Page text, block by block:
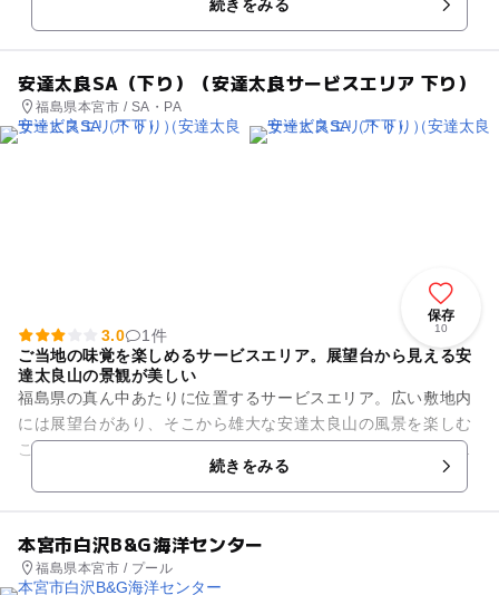
麺3玉、チャーシュー6枚が入...続きをみる
安達太良SA（下り）（安達太良サービスエリア 下り）
福島県本宮市 / SA・PA
保存
10
3.0
1件
ご当地の味覚を楽しめるサービスエリア。展望台から見える安
達太良山の景観が美しい
福島県の真ん中あたりに位置するサービスエリア。広い敷地内
には展望台があり、そこから雄大な安達太良山の風景を楽しむ
ことができます。レストラン「お食事処あだたら亭」には「伊
達鶏五目わっぱそばセット」...続きをみる
本宮市白沢B&G海洋センター
福島県本宮市 / プール